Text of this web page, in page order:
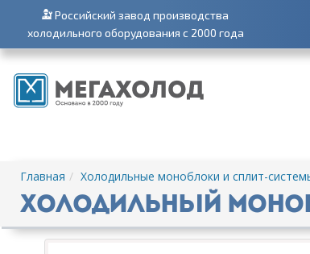
Российский завод производства
холодильного оборудования с 2000 года
Главная Холодильные моноблоки и сплит-
Холодильный